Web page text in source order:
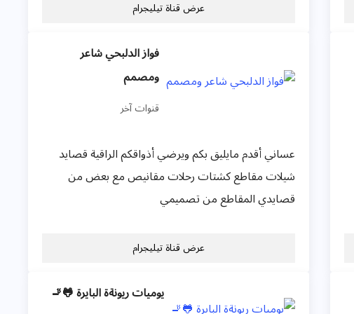
عرض قناة تيليجرام
فواز الدلبحي شاعر
ومصمم
قنوات آخر
عساني أقدم مايليق بكم ويرضي أذواقكم الراقية قصايد
شيلات مقاطع كشتات رحلات مقانيص مع بعض من
قصايدي المقاطع من تصميمي
عرض قناة تيليجرام
يوميات ريونةة البايرة 🐸🚬